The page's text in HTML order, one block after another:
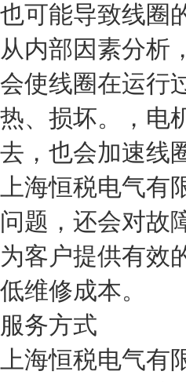
也可能导致线圈
从内部因素分析
会使线圈在运行
热、损坏。，电
去，也会加速线
上海恒税电气有
问题，还会对故
为客户提供有效
低维修成本。
服务方式
上海恒税电气有